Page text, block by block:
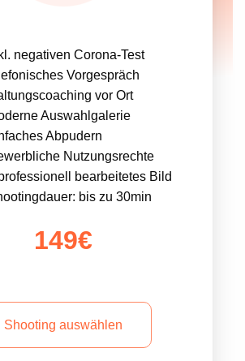
negativen Corona-Test
Vorgespräch
vor Ort
Auswahlgalerie
Abpudern
Nutzungsrechte
bearbeitetes Bild
bis zu 30min
149€
Shooting auswählen